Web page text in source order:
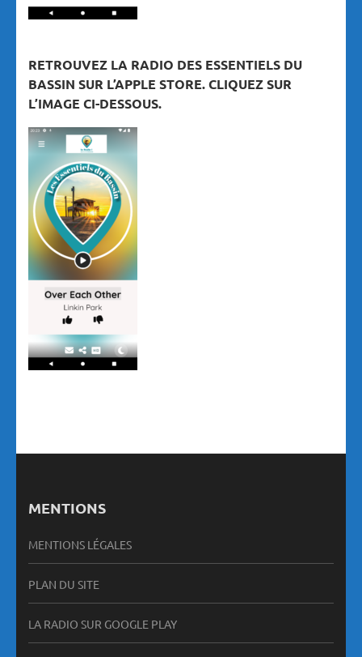
RETROUVEZ LA RADIO DES ESSENTIELS DU
BASSIN SUR L’APPLE STORE. CLIQUEZ SUR
L’IMAGE CI-DESSOUS.
MENTIONS
MENTIONS LÉGALES
PLAN DU SITE
LA RADIO SUR GOOGLE PLAY